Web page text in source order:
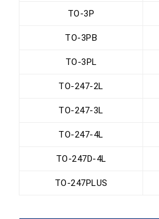
TO-3P
TO-3PB
TO-3PL
TO-247-2L
TO-247-3L
TO-247-4L
TO-247D-4L
TO-247PLUS